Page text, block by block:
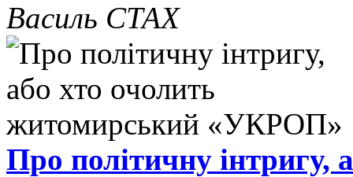
Василь СТАХ
Про політичну інтригу,